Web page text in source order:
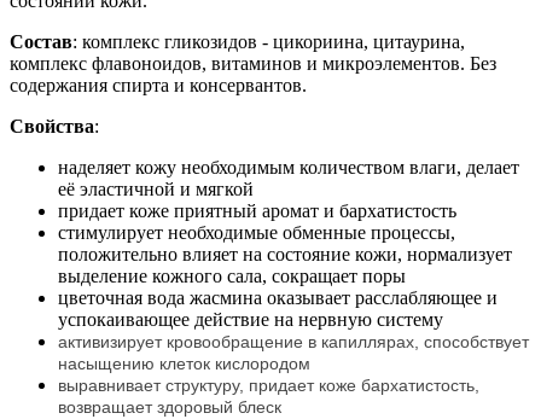
Состав: комплекс гликозидов - цикориина, цитаурина,
комплекс флавоноидов, витаминов и микроэлементов. Без
содержания спирта и консервантов.
Свойства:
наделяет кожу необходимым количеством влаги, делает
её эластичной и мягкой
придает коже приятный аромат и бархатистость
стимулирует необходимые обменные процессы,
положительно влияет на состояние кожи, нормализует
выделение кожного сала, сокращает поры
цветочная вода жасмина оказывает расслабляющее и
успокаивающее действие на нервную систему
активизирует кровообращение в капиллярах, способствует
насыщению клеток кислородом
выравнивает структуру, придает коже бархатистость,
возвращает здоровый блеск